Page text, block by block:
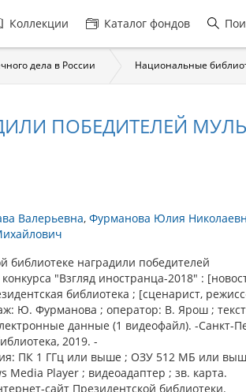
навигация
Коллекции Каталог фондов
дела в России Национальные
ПОБЕДИТЕЛЕЙ
Валерьевна Фурманова Юлия
библиотеке наградили победителей
"Взгляд иностранца-2018" :
библиотека ; [сценарист,
Ю. Фурманова ; оператор: В. Ярош ;
данные (1 видеофайл). -Санкт-
2019. -
ПК 1 ГГц или выше ; ОЗУ 512 МБ или
Media Player ; видеоадаптер ; зв. карта.
сайт Президентской библиотеки.